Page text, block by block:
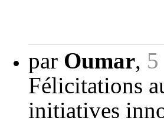
par Oumar,
Félicitations
initiatives